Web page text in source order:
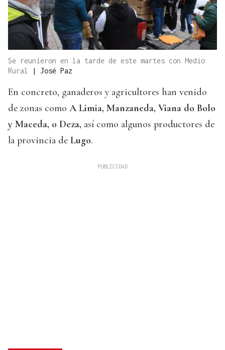
Se reunieron en la tarde de este martes con Medio
Rural
| José Paz
En concreto, ganaderos y agricultores han venido
de zonas como A Limia, Manzaneda, Viana do Bolo
y Maceda, o Deza, así como algunos productores de
la provincia de Lugo.